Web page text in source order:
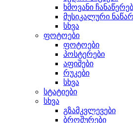
ხმოვანი
მუსიკალური
სხვა
ფოტოები
ფოტოები
პოსტერები
აფიშები
რუკები
სხვა
სტატიები
სხვა
გზამკვლევები
ბროშურები